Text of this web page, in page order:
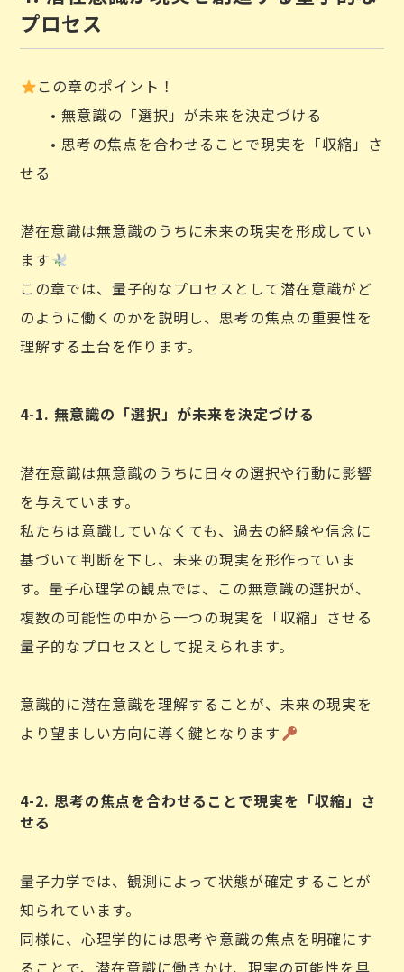
プロセス
この章のポイント！
• 無意識の「選択」が未来を決定づける
• 思考の焦点を合わせることで現実を「収縮」さ
せる
潜在意識は無意識のうちに未来の現実を形成してい
ます
この章では、量子的なプロセスとして潜在意識がど
のように働くのかを説明し、思考の焦点の重要性を
理解する土台を作ります。
4-1. 無意識の「選択」が未来を決定づける
潜在意識は無意識のうちに日々の選択や行動に影響
を与えています。
私たちは意識していなくても、過去の経験や信念に
基づいて判断を下し、未来の現実を形作っていま
す。量子心理学の観点では、この無意識の選択が、
複数の可能性の中から一つの現実を「収縮」させる
量子的なプロセスとして捉えられます。
意識的に潜在意識を理解することが、未来の現実を
より望ましい方向に導く鍵となります
4-2. 思考の焦点を合わせることで現実を「収縮」さ
せる
量子力学では、観測によって状態が確定することが
知られています。
同様に、心理学的には思考や意識の焦点を明確にす
ることで、潜在意識に働きかけ、現実の可能性を具